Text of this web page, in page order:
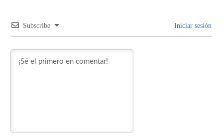
Subscribe Iniciar sesión